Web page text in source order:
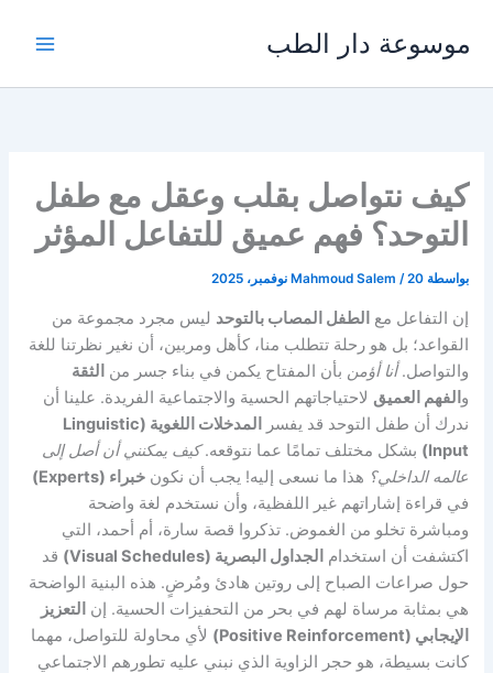
المحتوى
موسوعة دار الطب
كيف نتواصل بقلب وعقل مع طفل
التوحد؟ فهم عميق للتفاعل المؤثر
بواسطة Mahmoud Salem /20 نوفمبر، 2025
إن التفاعل مع الطفل المصاب بالتوحد ليس مجرد مجموعة من
القواعد؛ بل هو رحلة تتطلب منا، كأهل ومربين، أن نغير نظرتنا للغة
والتواصل.أنا أؤمن بأن المفتاح يكمن في بناء جسر من الثقة
و الفهم العميق لاحتياجاتهم الحسية والاجتماعية الفريدة. علينا أن
ندرك أن طفل التوحد قد يفسر
المدخلات اللغوية (Linguistic
Input) بشكل مختلف تمامًا عما نتوقعه.كيف يمكنني أن أصل إلى
عالمه الداخلي؟ هذا ما نسعى إليه! يجب أن نكونخبراء (Experts)
في قراءة إشاراتهم غير اللفظية، وأن نستخدم لغة واضحة
ومباشرة تخلو من الغموض. تذكروا قصة سارة، أم أحمد، التي
اكتشفت أن استخدام الجداول البصرية (Visual Schedules)
قد
حول صراعات الصباح إلى روتين هادئ ومُرضٍ. هذه البنية الواضحة
هي بمثابة مرساة لهم في بحر من التحفيزات الحسية. إن التعزيز
الإيجابي (Positive Reinforcement)
لأي محاولة للتواصل، مهما
كانت بسيطة، هو حجر الزاوية الذي نبني عليه تطورهم الاجتماعي